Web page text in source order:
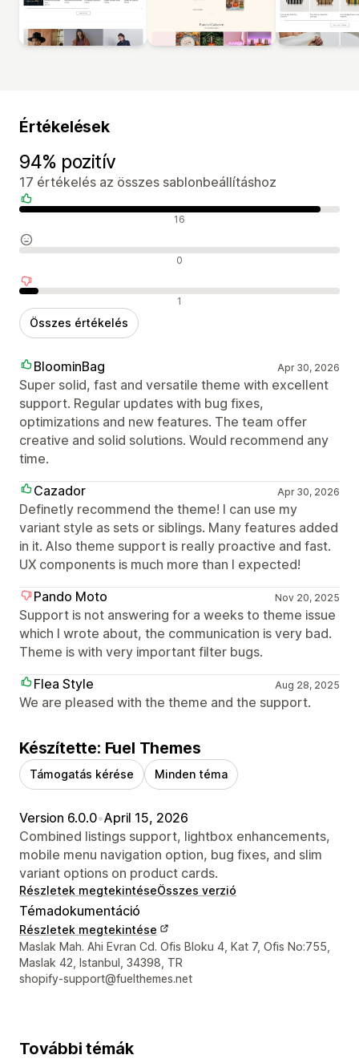
Értékelések
94% pozitív
17 értékelés az összes sablonbeállításhoz
Pozitív értékelések 16
Semleges értékelések 0
Negatív értékelések 1
Összes értékelés
BloominBag Apr 30, 2026
Super solid, fast and versatile theme with excellent
support. Regular updates with bug fixes,
optimizations and new features. The team offer
creative and solid solutions. Would recommend any
time.
Cazador
Apr 30, 2026
Definetly recommend the theme! I can use my
variant style as sets or siblings. Many features added
in it. Also theme support is really proactive and fast.
UX components is much more than I expected!
Pando Moto
Nov 20, 2025
Support is not answering for a weeks to theme issue
which I wrote about, the communication is very bad.
Theme is with very important filter bugs.
Flea Style
Aug 28, 2025
We are pleased with the theme and the support.
Készítette: Fuel Themes
Támogatás kérése Minden téma
Version 6.0.0•April 15, 2026
Combined listings support, lightbox enhancements,
mobile menu navigation option, bug fixes, and slim
variant options on product cards.
Részletek megtekintéseÖsszes verzió
Témadokumentáció
Részletek megtekintése
Dizájner kapcsolattartási adatai
Maslak Mah. Ahi Evran Cd. Ofis Bloku 4, Kat 7, Ofis No:755,
Maslak 42, Istanbul, 34398, TR
shopify-support@fuelthemes.net
További témák